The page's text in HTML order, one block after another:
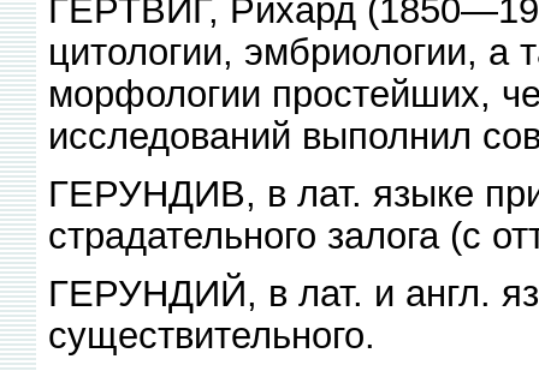
ГЕРТВИГ, Рихард
цитологии, эмбриологии, а
морфологии простейших,
исследований выполнил
ГЕРУНДИВ, в лат. языке
страдательного залога (с
ГЕРУНДИЙ, в лат. и англ.
существительного.